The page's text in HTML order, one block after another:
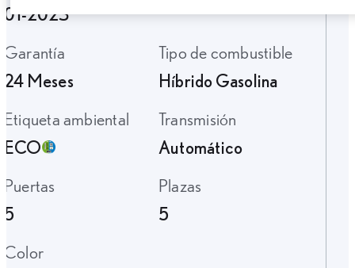
01-2023
Garantía
24 Meses
Tipo de combustible
Híbrido Gasolina
Etiqueta ambiental
ECO
Transmisión
Automático
Puertas
5
Plazas
5
Color